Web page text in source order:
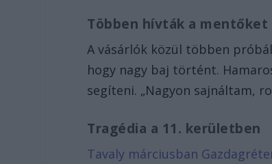
Többen hívták a mentőket
A vásárlók közül többen
hogy nagy baj történt.
segíteni. „Nagyon sajnáltam,
Tragédia a 11. kerületben
Tavaly márciusban